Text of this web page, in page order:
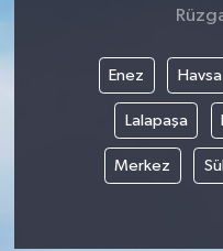
Enez Havsa
Lalapaşa
Merkez